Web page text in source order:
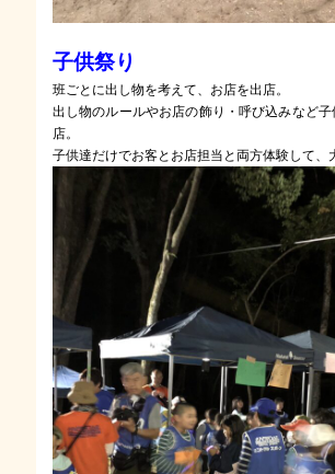
子供祭り
班ごとに出し物を考えて、お店を出店。
出し物のルールやお店の飾り・呼び込みなど
店。
子供達だけでお客とお店担当と両方体験して、